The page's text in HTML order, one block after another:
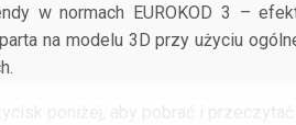
w normach EUROKOD 3 –
na modelu 3D przy użyciu
poniżej, aby pobrać i przeczytać